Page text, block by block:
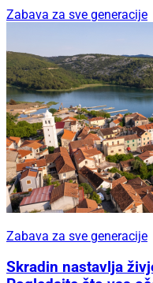
Zabava za sve generacije
Zabava za sve generacije
Skradin nastavlja